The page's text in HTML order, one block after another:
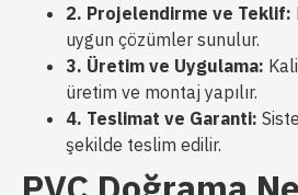
2. Projelendirme ve Teklif:
uygun çözümler sunulur.
3. Üretim ve Uygulama:
üretim ve montaj yapılır.
4. Teslimat ve Garanti:
şekilde teslim edilir.